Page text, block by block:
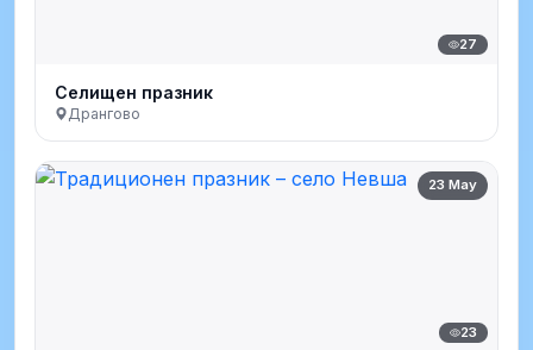
27
Селищен празник
Дрангово
23 May
23